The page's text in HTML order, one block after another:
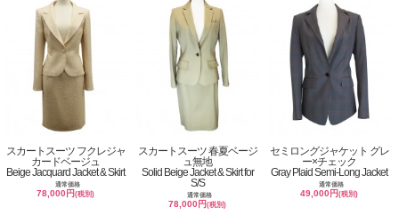
スカートスーツ フクレジャ
カードベージュ
Beige Jacquard Jacket & Skirt
通常価格
78,000円(税別)
スカートスーツ 春夏ベージ
ュ無地
Solid Beige Jacket & Skirt for
S/S
通常価格
78,000円(税別)
セミロングジャケット グレ
ー×チェック
Gray Plaid Semi-Long Jacket
通常価格
49,000円(税別)